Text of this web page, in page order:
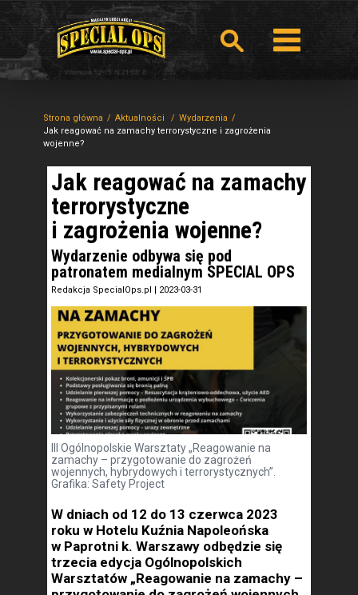
Strona główna Aktualności
Wydarzenia
Jak reagować na zamachy terrorystyczne i zagrożenia
wojenne?
Jak reagować na zamachy
terrorystyczne
i zagrożenia wojenne?
Wydarzenie odbywa się pod
patronatem medialnym SPECIAL OPS
Redakcja SpecialOps.pl | 2023-03-31
III Ogólnopolskie Warsztaty „Reagowanie na
zamachy – przygotowanie do zagrożeń
wojennych, hybrydowych i terrorystycznych”.
Grafika: Safety Project
W dniach od 12 do 13 czerwca 2023
roku w Hotelu Kuźnia Napoleońska
w Paprotni k. Warszawy odbędzie się
trzecia edycja Ogólnopolskich
Warsztatów „Reagowanie na zamachy –